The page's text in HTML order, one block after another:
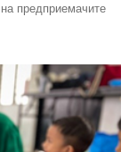
предприемачите